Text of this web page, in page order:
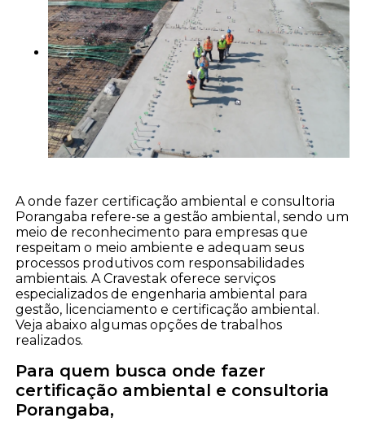
A onde fazer certificação ambiental e consultoria
Porangaba refere-se a gestão ambiental, sendo um
meio de reconhecimento para empresas que
respeitam o meio ambiente e adequam seus
processos produtivos com responsabilidades
ambientais. A Cravestak oferece serviços
especializados de engenharia ambiental para
gestão, licenciamento e certificação ambiental.
Veja abaixo algumas opções de trabalhos
realizados.
Para quem busca onde fazer
certificação ambiental e consultoria
Porangaba,